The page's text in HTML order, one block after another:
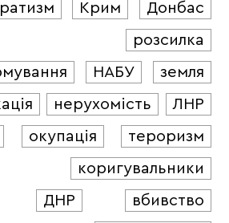
Крим
Донбас
розсилка
НАБУ
земля
нерухомість
ЛНР
окупація
тероризм
коригувальники
ДНР
вбивство